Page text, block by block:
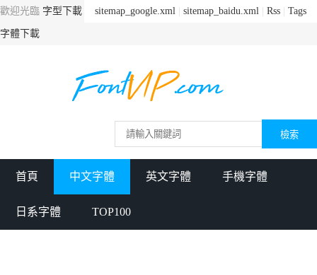
sitemap_google.xml sitemap_baidu.xml Rss Tags
歡迎光臨 字型下載
字體下載
首頁 中文字體 英文字體 手機字體
日系字體 TOP100